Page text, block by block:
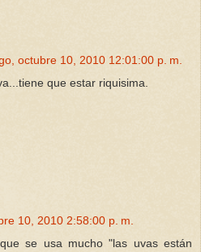
octubre 10, 2010 12:01:00 p. m.
que estar riquisima.
10, 2010 2:58:00 p. m.
se usa mucho "las uvas están